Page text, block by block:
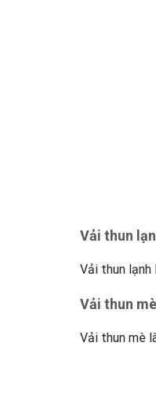
Vải thun
Vải thun
Vải thun mè
Vải thun mè